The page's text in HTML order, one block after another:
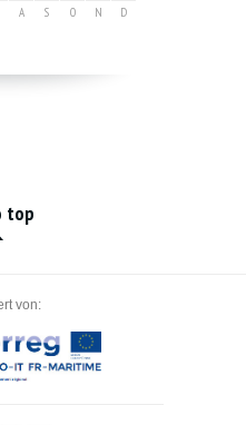
A S O N D
top
von: